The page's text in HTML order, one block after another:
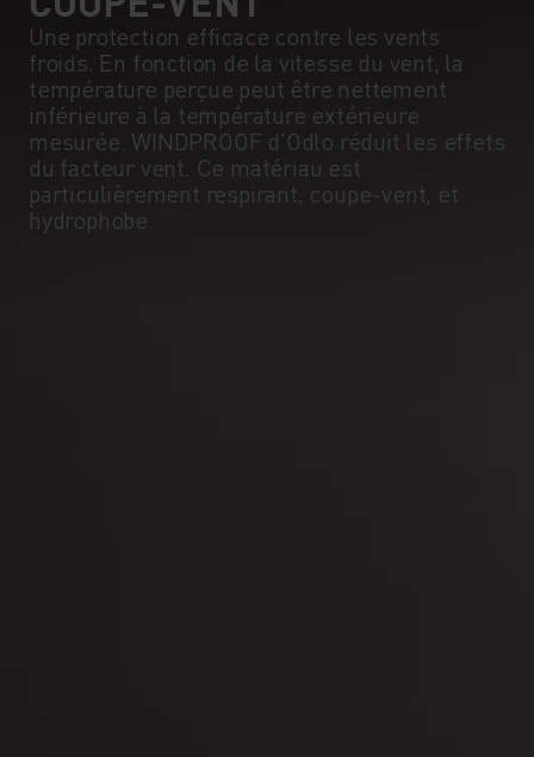
Une protection efficace contre les vents
froids. En fonction de la vitesse du vent, la
température perçue peut être nettement
inférieure à la température extérieure
mesurée. WINDPROOF d'Odlo réduit les effets
du facteur vent. Ce matériau est
particulièrement respirant, coupe-vent, et
hydrophobe.